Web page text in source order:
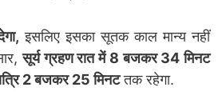
इसलिए इसका सूतक काल मान्य नहीं
सूर्य ग्रहण रात में 8 बजकर 34 मिनट
2 बजकर 25 मिनटतक रहेगा.